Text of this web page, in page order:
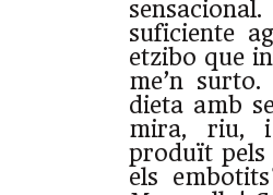
suficiente
etzibo que
me’n
dieta amb
mira, riu, i
produït pels
els